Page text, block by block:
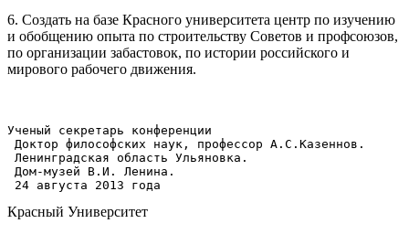
6. Создать на базе Красного университета центр по изучению
и обобщению опыта по строительству Советов и профсоюзов,
по организации забастовок, по истории российского и
мирового рабочего движения.
Ученый секретарь конференции
Доктор философских наук, профессор А.С.Казеннов.
Ленинградская область Ульяновка.
Дом-музей В.И. Ленина.
24 августа 2013 года
Красный Университет